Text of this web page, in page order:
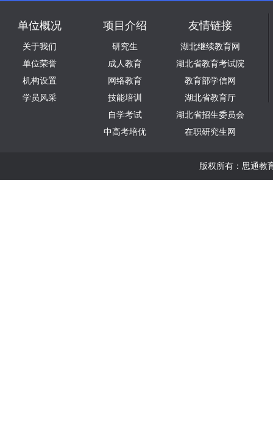
单位概况
关于我们
单位荣誉
机构设置
学员风采
项目介绍
研究生
成人教育
网络教育
技能培训
自学考试
中高考培优
友情链接
湖北继续教育网
湖北省教育考试院
教育部学信网
湖北省教育厅
湖北省招生委员会
在职研究生网
版权所有：思通